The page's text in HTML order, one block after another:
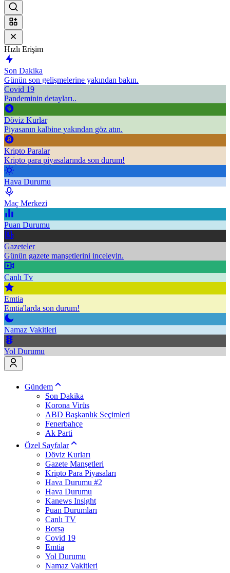
Hızlı Erişim
Son Dakika
Günün son gelişmelerine yakından bakın.
Covid 19
Pandeminin detayları..
Döviz Kurlar
Piyasanın kalbine yakından göz atın.
Kripto Paralar
Kripto para piyasalarında son durum!
Hava Durumu
Maç Merkezi
Puan Durumu
Gazeteler
Günün gazete manşetlerini inceleyin.
Canlı Tv
Emtia
Emtia'larda son durum!
Namaz Vakitleri
Yol Durumu
Gündem
Son Dakika
Korona Virüs
ABD Başkanlık Seçimleri
Fenerbahçe
Ak Parti
Özel Sayfalar
Döviz Kurları
Gazete Manşetleri
Kripto Para Piyasaları
Hava Durumu #2
Hava Durumu
Kanews Insight
Puan Durumları
Canlı TV
Borsa
Covid 19
Emtia
Yol Durumu
Namaz Vakitleri